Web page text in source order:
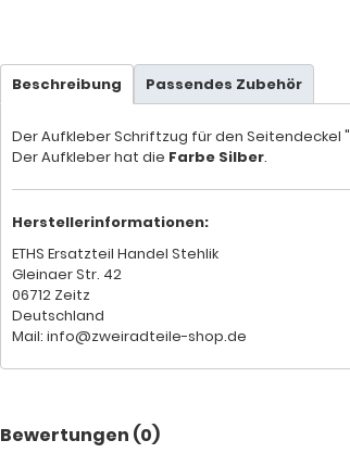
Beschreibung Passendes Zubehör
Der Aufkleber Schriftzug für den Seitendeckel "
Der Aufkleber hat die Farbe Silber.
Herstellerinformationen:
ETHS Ersatzteil Handel Stehlik
Gleinaer Str. 42
06712 Zeitz
Deutschland
Mail: info@zweiradteile-shop.de
Bewertungen (0)